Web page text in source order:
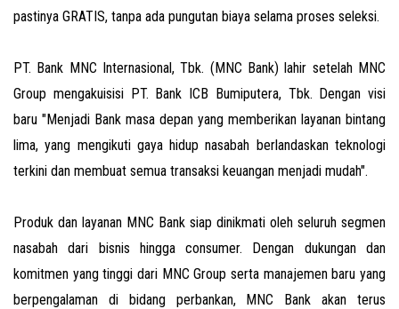
pastinya GRATIS, tanpa ada pungutan biaya selama proses seleksi.
PT. Bank MNC Internasional, Tbk. (MNC Bank) lahir setelah MNC
Group mengakuisisi PT. Bank ICB Bumiputera, Tbk. Dengan visi
baru "Menjadi Bank masa depan yang memberikan layanan bintang
lima, yang mengikuti gaya hidup nasabah berlandaskan teknologi
terkini dan membuat semua transaksi keuangan menjadi mudah".
Produk dan layanan MNC Bank siap dinikmati oleh seluruh segmen
nasabah dari bisnis hingga consumer. Dengan dukungan dan
komitmen yang tinggi dari MNC Group serta manajemen baru yang
berpengalaman di bidang perbankan, MNC Bank akan terus